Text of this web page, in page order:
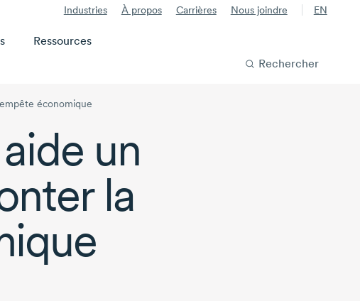
Industries À propos Carrières Nous joindre EN
Ressources
Rechercher
économique
un
la